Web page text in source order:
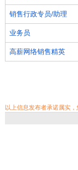
销售行政专员/助理
业务员
高薪网络销售精英
以上信息发布者承诺属实